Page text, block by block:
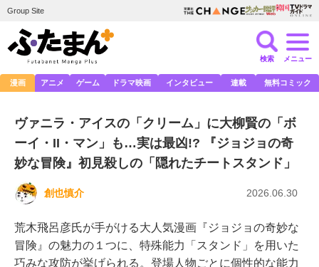
Group Site
検索 メニュー
漫画 アニメ ゲーム ドラマ映画 インタビュー 連載 無料コミック
ヴァニラ・アイスの「クリーム」に大柳賢の「ボ
ーイ・II・マン」も…実は最凶!? 『ジョジョの奇
妙な冒険』初見殺しの「隠れたチートスタンド」
創也慎介 2026.06.30
荒木飛呂彦氏が手がける大人気漫画『ジョジョの奇妙な
冒険』の魅力の１つに、特殊能力「スタンド」を用いた
巧みな攻防が挙げられる。登場人物ごとに個性的な能力